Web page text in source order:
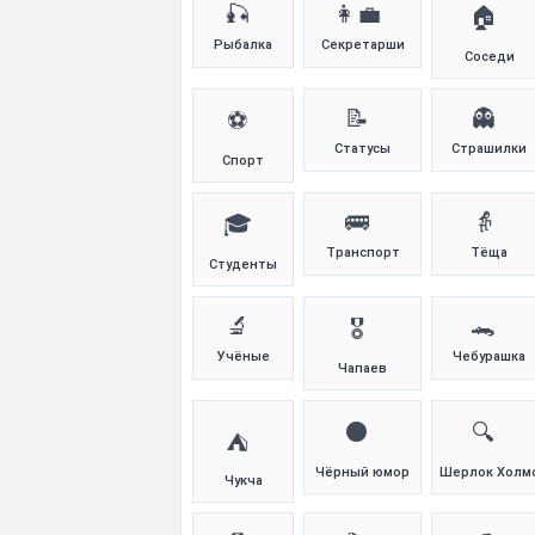
🎣
Рыбалка
👩‍💼
Секретарши
🏠
Соседи
⚽
Спорт
📝
Статусы
👻
Страшилки
🎓
Студенты
🚌
Транспорт
👵
Тёща
🔬
Учёные
🎖️
Чапаев
🐊
Чебурашка
⛺
Чукча
⚫
Чёрный юмор
🔍
Шерлок